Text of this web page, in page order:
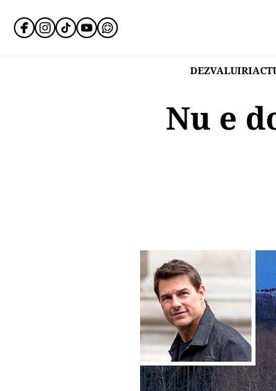
DEZVALUIRI
Nu e